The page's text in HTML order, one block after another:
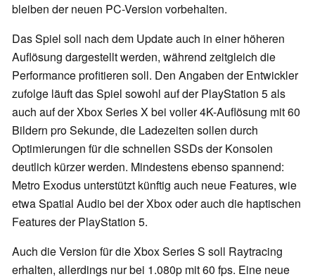
bleiben der neuen PC-Version vorbehalten.
Das Spiel soll nach dem Update auch in einer höheren
Auflösung dargestellt werden, während zeitgleich die
Performance profitieren soll. Den Angaben der Entwickler
zufolge läuft das Spiel sowohl auf der PlayStation 5 als
auch auf der Xbox Series X bei voller 4K-Auflösung mit 60
Bildern pro Sekunde, die Ladezeiten sollen durch
Optimierungen für die schnellen SSDs der Konsolen
deutlich kürzer werden. Mindestens ebenso spannend:
Metro Exodus unterstützt künftig auch neue Features, wie
etwa Spatial Audio bei der Xbox oder auch die haptischen
Features der PlayStation 5.
Auch die Version für die Xbox Series S soll Raytracing
erhalten, allerdings nur bei 1.080p mit 60 fps. Eine neue